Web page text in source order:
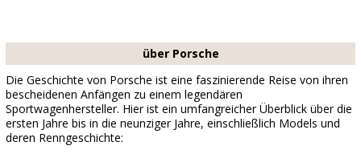
über Porsche
Die Geschichte von Porsche ist eine faszinierende Reise von ihren
bescheidenen Anfängen zu einem legendären
Sportwagenhersteller. Hier ist ein umfangreicher Überblick über die
ersten Jahre bis in die neunziger Jahre, einschließlich Models und
deren Renngeschichte: